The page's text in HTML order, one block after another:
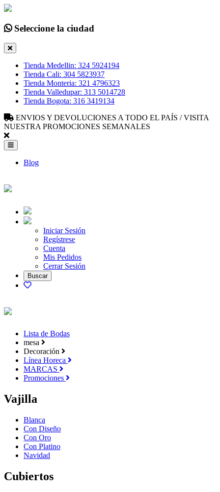
Seleccione la ciudad
Tienda Medellin: 324 5924194
Tienda Cali: 304 5823937
Tienda Monteria: 321 4796323
Tienda Valledupar: 313 5014728
Tienda Bogota: 316 3419134
ENVIOS Y DEVOLUCIONES A TODO EL PAÍS / VISITA
NUESTRA PROMOCIONES SEMANALES
Blog
Iniciar Sesión
Regístrese
Cuenta
Mis Pedidos
Cerrar Sesión
Lista de Bodas
mesa
Decoración
Línea Horeca
MARCAS
Promociones
Vajilla
Blanca
Con Diseño
Con Oro
Con Platino
Navidad
Cubiertos